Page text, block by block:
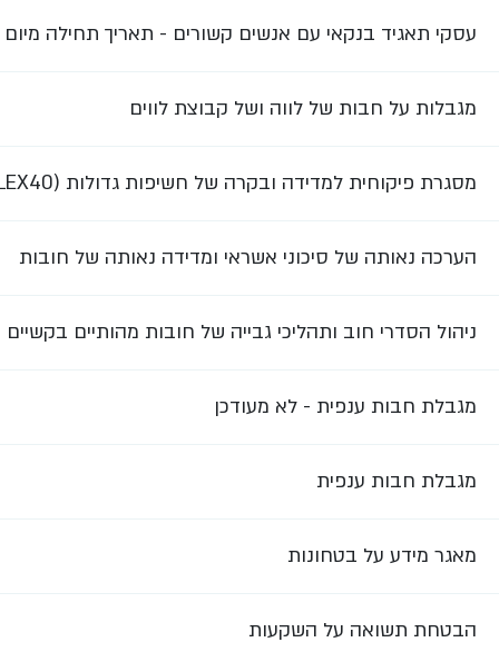
עסקי תאגיד בנקאי עם אנשים קשורים - תאריך תחילה מיום 1.7.26
מגבלות על חבות של לווה ושל קבוצת לווים
מסגרת פיקוחית למדידה ובקרה של חשיפות גדולות (LEX10-LEX40)
הערכה נאותה של סיכוני אשראי ומדידה נאותה של חובות
ניהול הסדרי חוב ותהליכי גבייה של חובות מהותיים בקשיים
מגבלת חבות ענפית - לא מעודכן
מגבלת חבות ענפית
מאגר מידע על בטחונות
הבטחת תשואה על השקעות